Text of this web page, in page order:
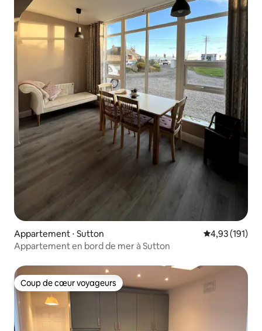
Appartement ⋅ Sutton Évaluation
4,93 (191)
Appartement en bord de mer à Sutton
Coup de cœur voyageurs
Coup de cœur voyageurs